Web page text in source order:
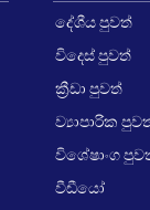
දේශීය පුවත්
විදෙස් පුවත්
ක්‍රීඩා පුවත්
ව්‍යාපාරික
විශේෂාංග
වීඩීයෝ